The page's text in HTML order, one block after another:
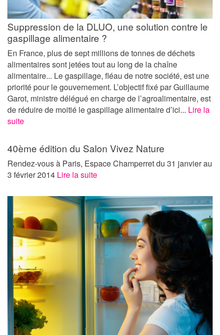
Suppression de la DLUO, une solution contre le
gaspillage alimentaire ?
En France, plus de sept millions de tonnes de déchets
alimentaires sont jetées tout au long de la chaîne
alimentaire... Le gaspillage, fléau de notre société, est une
priorité pour le gouvernement. L’objectif fixé par Guillaume
Garot, ministre délégué en charge de l’agroalimentaire, est
de réduire de moitié le gaspillage alimentaire d’ici... Lire la
suite
40ème édition du Salon Vivez Nature
Rendez-vous à Paris, Espace Champerret du 31 janvier au
3 février 2014 Lire la suite